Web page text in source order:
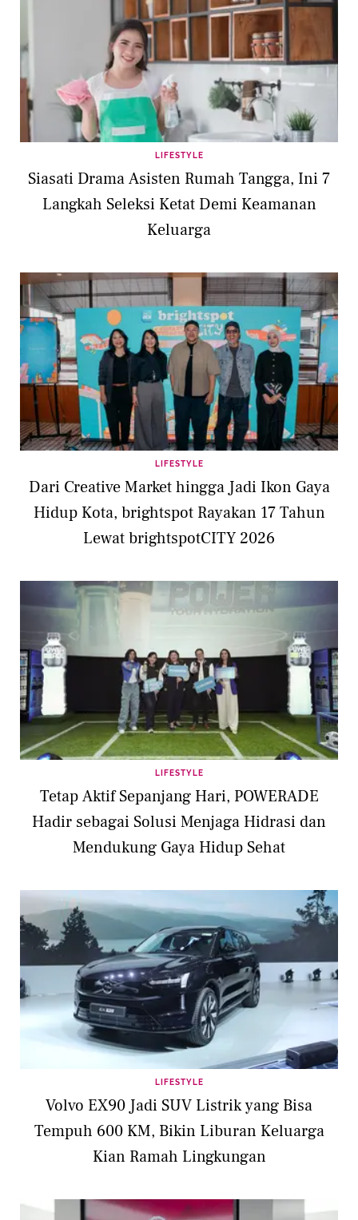
LIFESTYLE
Siasati Drama Asisten Rumah Tangga, Ini 7
Langkah Seleksi Ketat Demi Keamanan
Keluarga
LIFESTYLE
Dari Creative Market hingga Jadi Ikon Gaya
Hidup Kota, brightspot Rayakan 17 Tahun
Lewat brightspotCITY 2026
LIFESTYLE
Tetap Aktif Sepanjang Hari, POWERADE
Hadir sebagai Solusi Menjaga Hidrasi dan
Mendukung Gaya Hidup Sehat
LIFESTYLE
Volvo EX90 Jadi SUV Listrik yang Bisa
Tempuh 600 KM, Bikin Liburan Keluarga
Kian Ramah Lingkungan